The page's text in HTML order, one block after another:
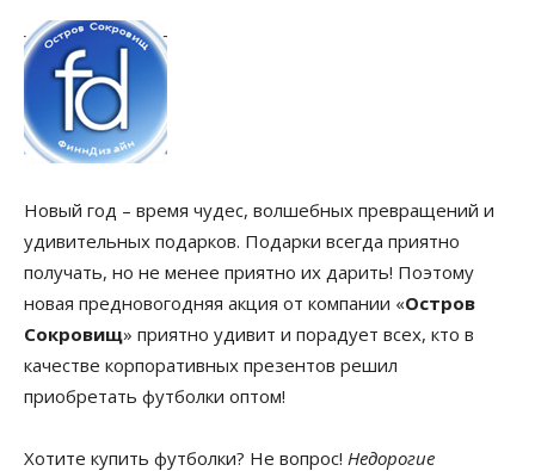
Новый год – время чудес, волшебных превращений и
удивительных подарков. Подарки всегда приятно
получать, но не менее приятно их дарить! Поэтому
новая предновогодняя акция от компании «Остров
Сокровищ» приятно удивит и порадует всех, кто в
качестве корпоративных презентов решил
приобретать футболки оптом!
Хотите купить футболки? Не вопрос! Недорогие